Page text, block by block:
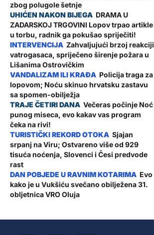
zbog polugole šetnje
DRAMA U
ZADARSKOJ TRGOVINI Lopov trpao artikle
u torbu, radnik ga pokušao spriječiti!
Zahvaljujući brzoj reakciji
vatrogasaca, spriječeno širenje požara u
Lišanima Ostrovičkim
Policija traga za
lopovom; Noću skinuo hrvatsku zastavu
sa spomen-obilježja
Večeras počinje Noć
punog miseca, evo kakav vas program
čeka na rivi!
Sjajan
srpanj na Viru; Ostvareno više od 929
tisuća noćenja, Slovenci i Česi predvode
rast
Evo
kako je u Vukšiću svečano obilježena 31.
obljetnica VRO Oluja